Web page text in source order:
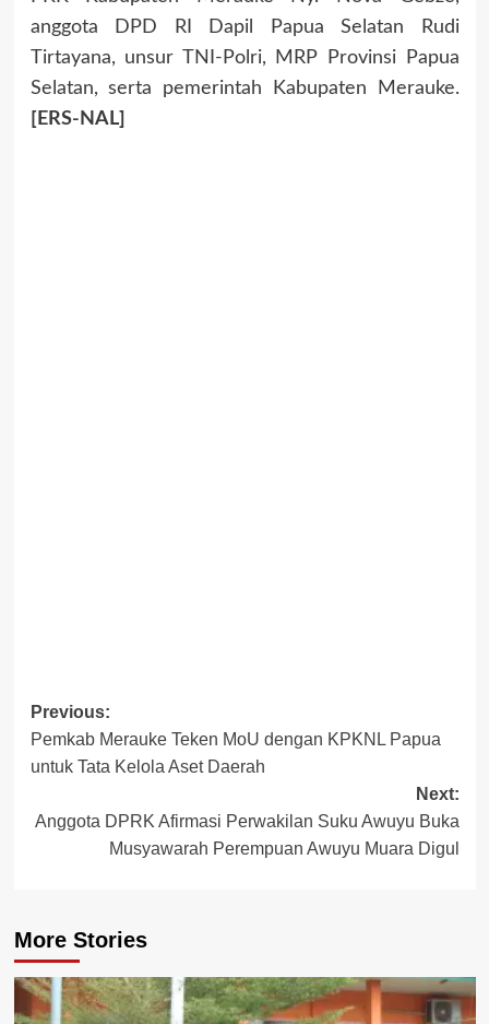
anggota DPD RI Dapil Papua Selatan Rudi
Tirtayana, unsur TNI-Polri, MRP Provinsi Papua
Selatan, serta pemerintah Kabupaten Merauke.
[ERS-NAL]
Post
navigation
Previous:
Pemkab Merauke Teken MoU dengan KPKNL Papua
untuk Tata Kelola Aset Daerah
Next:
Anggota DPRK Afirmasi Perwakilan Suku Awuyu Buka
Musyawarah Perempuan Awuyu Muara Digul
More Stories